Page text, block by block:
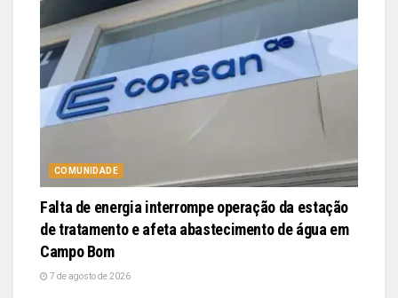
COMUNIDADE
Falta de energia interrompe operação da estação
de tratamento e afeta abastecimento de água em
Campo Bom
7 de agosto de 2026